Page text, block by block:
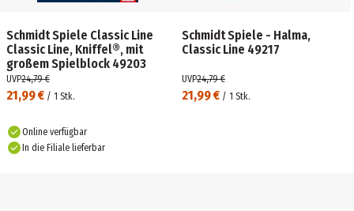
Schmidt Spiele Classic Line
Classic Line, Kniffel®, mit
großem Spielblock 49203
21,99 € / 1 Stk.
UVP24,79 €
Online verfügbar
In die Filiale lieferbar
Schmidt Spiele - Halma,
Classic Line 49217
21,99 € / 1 Stk.
UVP24,79 €